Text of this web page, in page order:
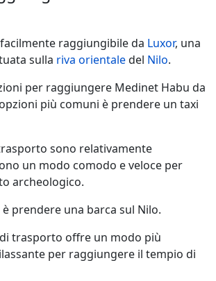
raggiungibile da Luxor, una
sulla riva orientaledel Nilo.
per raggiungere Medinet Habu da
più comuni è prendere un taxi
sono relativamente
un modo comodo e veloce per
archeologico.
prendere una barca sul Nilo.
trasporto offre un modo più
per raggiungere il tempio di